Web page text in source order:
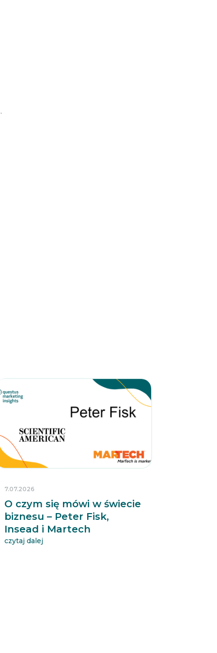
O czym się mówi w świecie
biznesu – Peter Fisk,
Insead i Martech
7.07.2026
czytaj dalej